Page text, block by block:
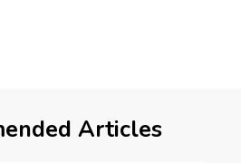
Articles